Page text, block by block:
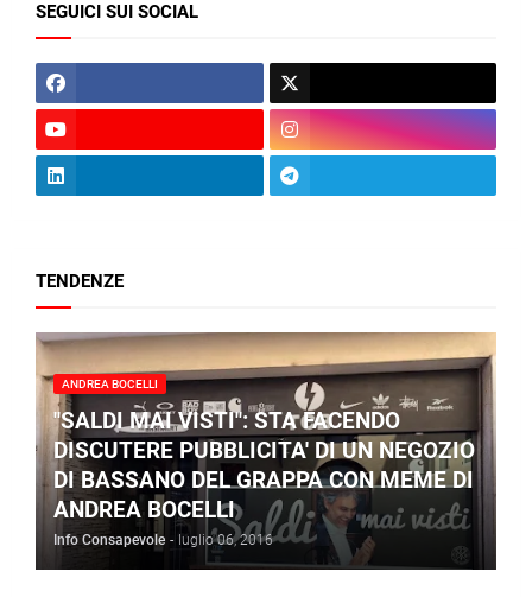
SEGUICI SUI SOCIAL
TENDENZE
ANDREA BOCELLI
"SALDI MAI VISTI": STA FACENDO
DISCUTERE PUBBLICITA' DI UN NEGOZIO
DI BASSANO DEL GRAPPA CON MEME DI
ANDREA BOCELLI
Info Consapevole - luglio 06, 2016